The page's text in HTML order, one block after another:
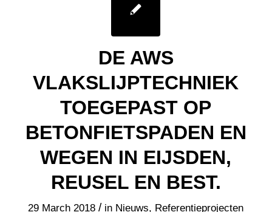
DE AWS
VLAKSLIJPTECHNIEK
TOEGEPAST OP
BETONFIETSPADEN EN
WEGEN IN EIJSDEN,
REUSEL EN BEST.
29 March 2018 / in Nieuws, Referentieprojecten